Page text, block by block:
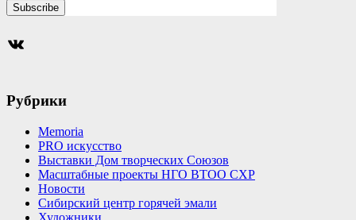
Группа ВКонтакте
Рубрики
Memoria
PRO искусство
Выставки Дом творческих Союзов
Масштабные проекты НГО ВТОО СХР
Новости
Сибирский центр горячей эмали
Художники